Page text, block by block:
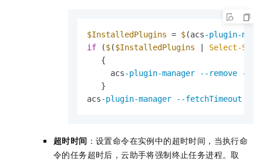
$InstalledPlugins = $(acs-plugin-
if ($($InstalledPlugins
Select-
   {
     acs
-plugin-manager --remove
--
   }
acs-plugin-manager --fetchTimeout
超时时间 ：设置命令在实例中的超时时间，当执行命
令的任务超时后，云助手将强制终止任务进程。取